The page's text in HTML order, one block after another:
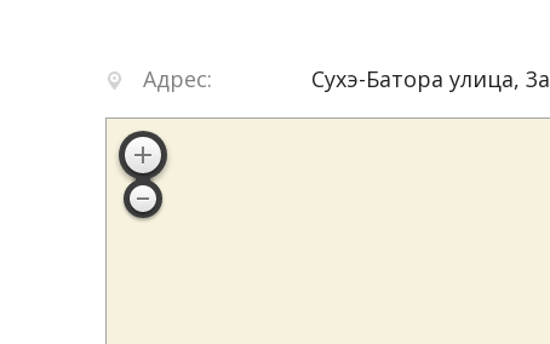
Адрес: Сухэ-Батора улица, 3а